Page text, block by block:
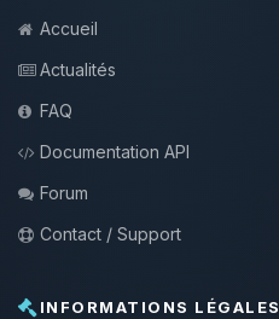
Accueil
Actualités
FAQ
Documentation API
Forum
Contact / Support
INFORMATIONS LÉGALES